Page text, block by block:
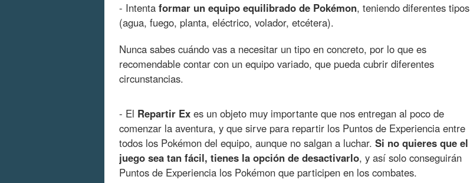
- Intenta formar un equipo equilibrado de Pokémon, teniendo diferentes tipos
(agua, fuego, planta, eléctrico, volador, etcétera).
Nunca sabes cuándo vas a necesitar un tipo en concreto, por lo que es
recomendable contar con un equipo variado, que pueda cubrir diferentes
circunstancias.
- El Repartir Ex es un objeto muy importante que nos entregan al poco de
comenzar la aventura, y que sirve para repartir los Puntos de Experiencia entre
todos los Pokémon del equipo, aunque no salgan a luchar. Si no quieres que el
juego sea tan fácil, tienes la opción de desactivarlo, y así solo conseguirán
Puntos de Experiencia los Pokémon que participen en los combates.